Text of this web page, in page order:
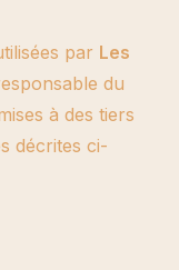
par Les
du
à des tiers
décrites ci-